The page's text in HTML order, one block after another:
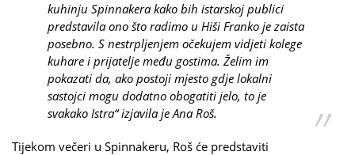
kuhinju Spinnakera kako bih istarskoj publici
predstavila ono što radimo u Hiši Franko je zaista
posebno. S nestrpljenjem očekujem vidjeti kolege
kuhare i prijatelje među gostima. Želim im
pokazati da, ako postoji mjesto gdje lokalni
sastojci mogu dodatno obogatiti jelo, to je
svakako Istra“ izjavila je Ana Roš.
Tijekom večeri u Spinnakeru, Roš će predstaviti